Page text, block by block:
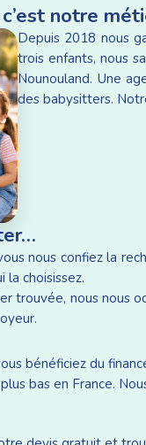
notre
Depuis 2018 nous
trois enfants, nous
Nounouland. Une
des babysitters.
nous confiez la
la choisissez.
trouvée, nous nous
bénéficiez du
bas en France.